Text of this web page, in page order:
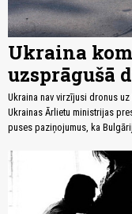
Ukraina
uzsprāgušā
Ukraina nav virzījusi dronus
Ukrainas Ārlietu ministrijas
puses paziņojumus, ka